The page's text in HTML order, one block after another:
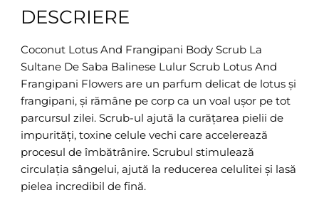
DESCRIERE
Coconut Lotus And Frangipani Body Scrub La
Sultane De Saba Balinese Lulur Scrub Lotus And
Frangipani Flowers are un parfum delicat de lotus și
frangipani, și rămâne pe corp ca un voal ușor pe tot
parcursul zilei. Scrub-ul ajută la curățarea pielii de
impurități, toxine celule vechi care accelerează
procesul de îmbătrânire. Scrubul stimulează
circulația sângelui, ajută la reducerea celulitei și lasă
pielea incredibil de fină.